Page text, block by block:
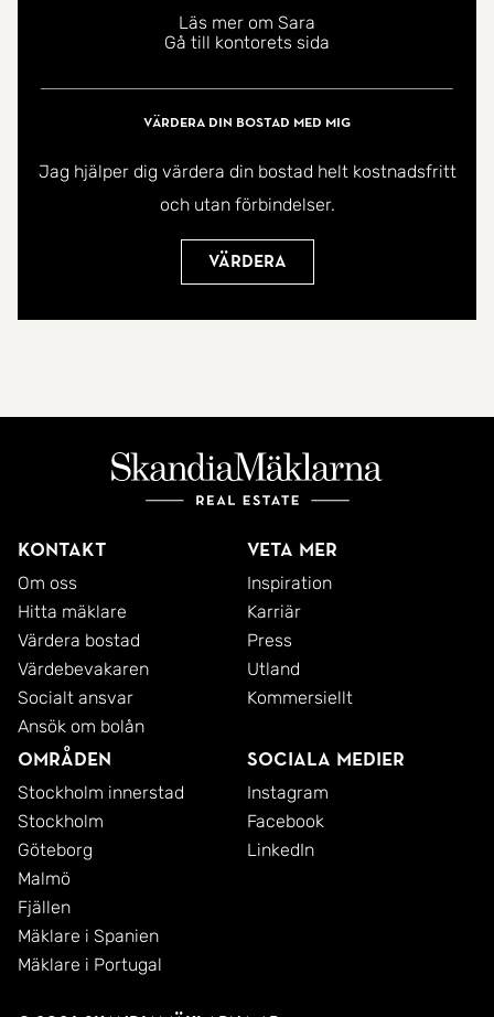
till centrala Västerås och Mälarens fina miljöer. Ett
omtyckt område där många uppskattar den lugna
atmosfären samtidigt som stadens utbud finns
nära till hands.
Välkommen hem!
Läs mer om Sara
Gå till kontorets sida
Värdera din bostad med mig
Jag hjälper dig värdera din bostad helt kostnadsfritt
och utan förbindelser.
Värdera
Kontakt
Om oss
Hitta mäklare
Värdera bostad
Värdebevakaren
Socialt ansvar
Ansök om bolån
Veta mer
Inspiration
Karriär
Press
Utland
Kommersiellt
Områden
Stockholm innerstad
Stockholm
Göteborg
Malmö
Fjällen
Mäklare i Spanien
Mäklare i Portugal
Sociala medier
Instagram
Facebook
LinkedIn